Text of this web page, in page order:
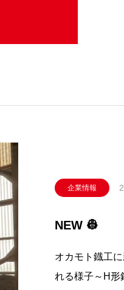
企業情報
NEW 👷
オカモト鐡工
れる様子～H形